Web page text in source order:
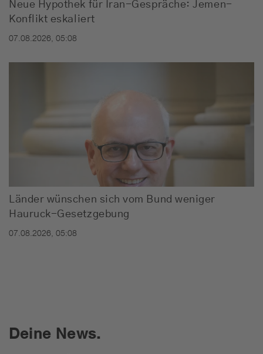
Neue Hypothek für Iran-Gespräche: Jemen-
Konflikt eskaliert
07.08.2026, 05:08
Länder wünschen sich vom Bund weniger
Hauruck-Gesetzgebung
07.08.2026, 05:08
Deine News.